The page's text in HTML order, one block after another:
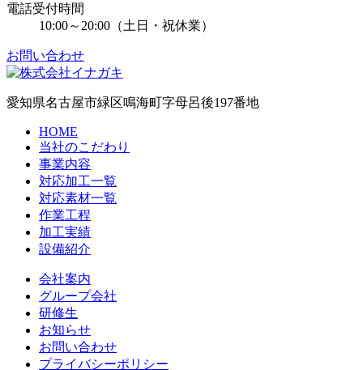
電話受付時間
10:00～20:00（土日・祝休業）
お問い合わせ
愛知県名古屋市緑区鳴海町字母呂後197番地
HOME
当社のこだわり
事業内容
対応加工一覧
対応素材一覧
作業工程
加工実績
設備紹介
会社案内
グループ会社
研修生
お知らせ
お問い合わせ
プライバシーポリシー